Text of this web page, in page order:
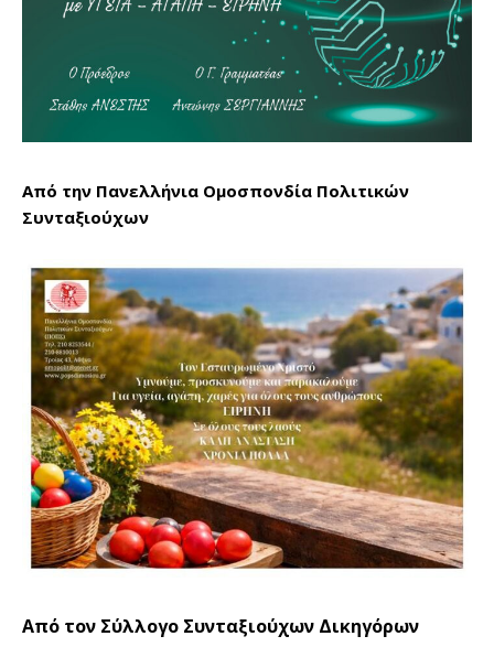
Από την Πανελλήνια Ομοσπονδία Πολιτικών
Συνταξιούχων
Από τον Σύλλογο Συνταξιούχων Δικηγόρων